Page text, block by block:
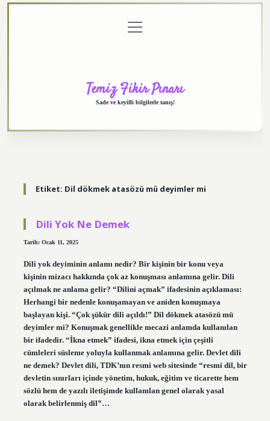
menüyü
aç
Temiz Fikir Pınarı
Sade ve keyifli bilgilerle tanış!
Etiket: Dil dökmek atasözü mü deyimler mi
Dili Yok Ne Demek
Tarih: Ocak 11, 2025
Dili yok deyiminin anlamı nedir? Bir kişinin bir konu veya
kişinin mizacı hakkında çok az konuşması anlamına gelir. Dili
açılmak ne anlama gelir? “Dilini açmak” ifadesinin açıklaması:
Herhangi bir nedenle konuşamayan ve aniden konuşmaya
başlayan kişi. “Çok şükür dili açıldı!” Dil dökmek atasözü mü
deyimler mi? Konuşmak genellikle mecazi anlamda kullanılan
bir ifadedir. “İkna etmek” ifadesi, ikna etmek için çeşitli
cümleleri süsleme yoluyla kullanmak anlamına gelir. Devlet dili
ne demek? Devlet dili, TDK’nın resmi web sitesinde “resmi dil, bir
devletin sınırları içinde yönetim, hukuk, eğitim ve ticarette hem
sözlü hem de yazılı iletişimde kullanılan genel olarak yasal
olarak belirlenmiş dil”…